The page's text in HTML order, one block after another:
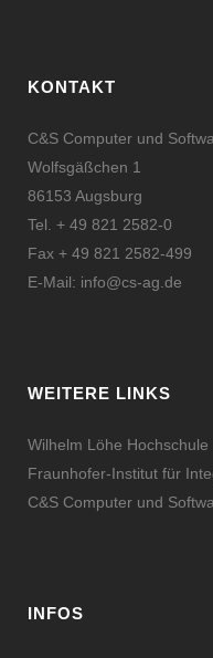
KONTAKT
C&S Computer und
Wolfsgäßchen 1
86153 Augsburg
Tel. + 49 821 2582-0
Fax + 49 821 2582-499
E-Mail: info@cs-ag.de
WEITERE LINKS
Wilhelm Löhe Hochschule
Fraunhofer-Institut für
C&S Computer und
INFOS